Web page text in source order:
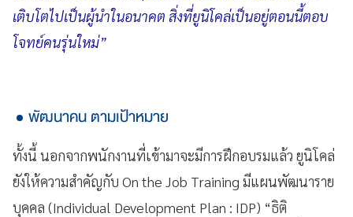
เติบโตไปเป็นผู้นำในอนาคต สิ่งที่ยูนิโคล่เป็นอยู่ตอนนี้ตอบ
โจทย์คนรุ่นใหม่”
พัฒนาคน ตามเป้าหมาย
ทั้งนี้ นอกจากพนักงานที่เข้ามาจะมีการฝึกอบรมแล้ว ยูนิโคล่
ยังให้ความสำคัญกับ On the Job Training มีแผนพัฒนาราย
บุคคล (Individual Development Plan : IDP) “ธิติ